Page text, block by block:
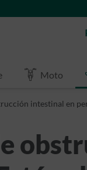
Moto
intestinal en